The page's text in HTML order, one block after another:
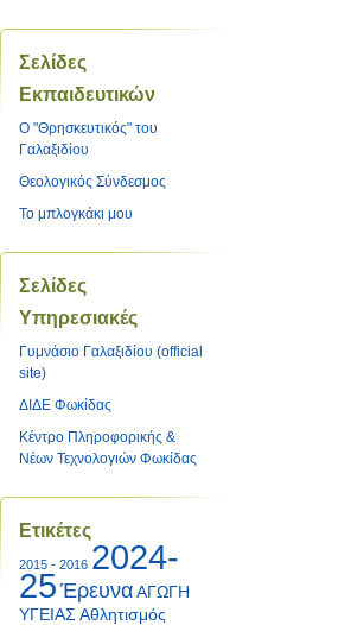
Σελίδες
Εκπαιδευτικών
O "Θρησκευτικός" του
Γαλαξιδίου
Θεολογικός Σύνδεσμος
Το μπλογκάκι μου
Σελίδες
Υπηρεσιακές
Γυμνάσιο Γαλαξιδίου (official
site)
ΔΙΔΕ Φωκίδας
Κέντρο Πληροφορικής &
Νέων Τεχνολογιών Φωκίδας
Ετικέτες
2015 - 2016 2024-
25ΈρευναΑΓΩΓΗ
ΥΓΕΙΑΣ Αθλητισμός